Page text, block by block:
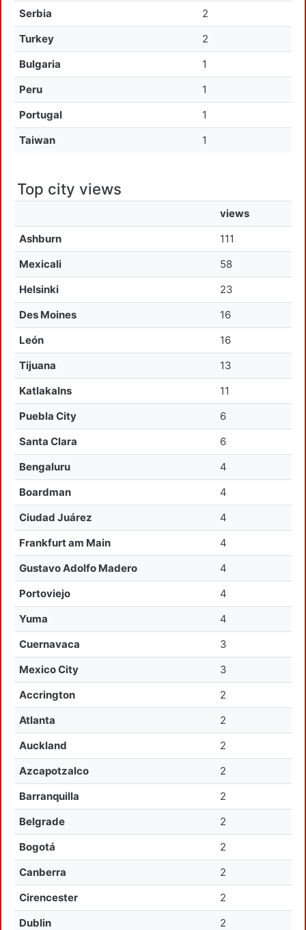
Serbia
2
Turkey
2
Bulgaria
1
Peru
1
Portugal
1
Taiwan
1
Top city views
views
Ashburn
111
Mexicali
58
Helsinki
23
Des Moines
16
León
16
Tijuana
13
Katlakalns
11
Puebla City
6
Santa Clara
6
Bengaluru
4
Boardman
4
Ciudad Juárez
4
Frankfurt am Main
4
Gustavo Adolfo Madero
4
Portoviejo
4
Yuma
4
Cuernavaca
3
Mexico City
3
Accrington
2
Atlanta
2
Auckland
2
Azcapotzalco
2
Barranquilla
2
Belgrade
2
Bogotá
2
Canberra
2
Cirencester
2
Dublin
2